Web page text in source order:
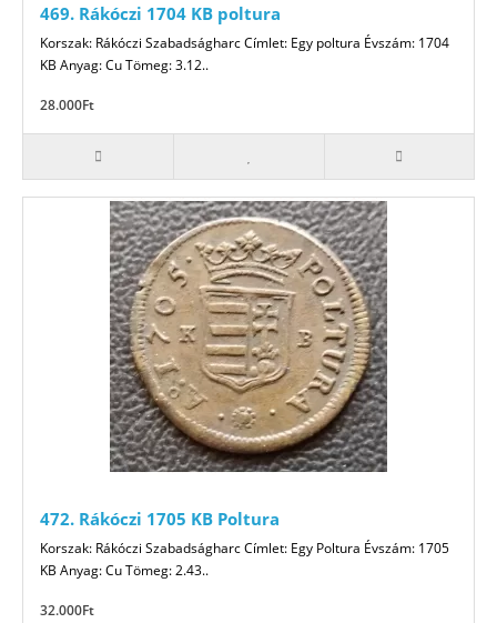
469. Rákóczi 1704 KB poltura
Korszak: Rákóczi Szabadságharc Címlet: Egy poltura Évszám: 1704
KB Anyag: Cu Tömeg: 3.12..
28.000Ft
472. Rákóczi 1705 KB Poltura
Korszak: Rákóczi Szabadságharc Címlet: Egy Poltura Évszám: 1705
KB Anyag: Cu Tömeg: 2.43..
32.000Ft